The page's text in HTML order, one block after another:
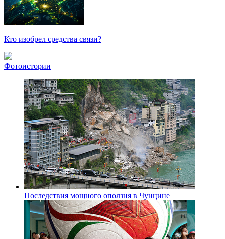
Кто изобрел средства связи?
Фотоистории
Последствия мощного оползня в Чунцине